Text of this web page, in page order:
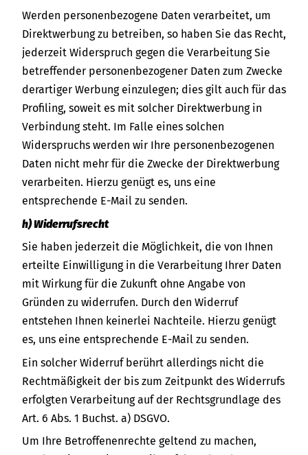
Werden personenbezogene Daten verarbeitet, um
Direktwerbung zu betreiben, so haben Sie das Recht,
jederzeit Widerspruch gegen die Verarbeitung Sie
betreffender personenbezogener Daten zum Zwecke
derartiger Werbung einzulegen; dies gilt auch für das
Profiling, soweit es mit solcher Direktwerbung in
Verbindung steht. Im Falle eines solchen
Widerspruchs werden wir Ihre personenbezogenen
Daten nicht mehr für die Zwecke der Direktwerbung
verarbeiten. Hierzu genügt es, uns eine
entsprechende E-Mail zu senden.
h) Widerrufsrecht
Sie haben jederzeit die Möglichkeit, die von Ihnen
erteilte Einwilligung in die Verarbeitung Ihrer Daten
mit Wirkung für die Zukunft ohne Angabe von
Gründen zu widerrufen. Durch den Widerruf
entstehen Ihnen keinerlei Nachteile. Hierzu genügt
es, uns eine entsprechende E-Mail zu senden.
Ein solcher Widerruf berührt allerdings nicht die
Rechtmäßigkeit der bis zum Zeitpunkt des Widerrufs
erfolgten Verarbeitung auf der Rechtsgrundlage des
Art. 6 Abs. 1 Buchst. a) DSGVO.
Um Ihre Betroffenenrechte geltend zu machen,